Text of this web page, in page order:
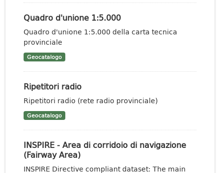
Quadro d'unione 1:5.000
Quadro d'unione 1:5.000 della carta tecnica
provinciale
Geocatalogo
Ripetitori radio
Ripetitori radio (rete radio provinciale)
Geocatalogo
INSPIRE - Area di corridoio di navigazione
(Fairway Area)
INSPIRE Directive compliant dataset: The main